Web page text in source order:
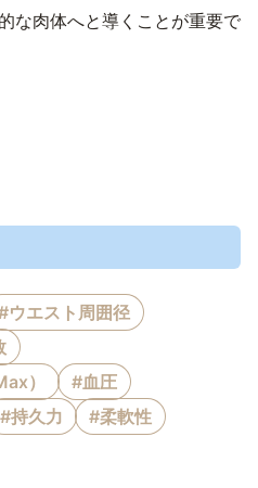
な肉体へと導くことが重要で
ウエスト周囲径
）
#血圧
#持久力
#柔軟性